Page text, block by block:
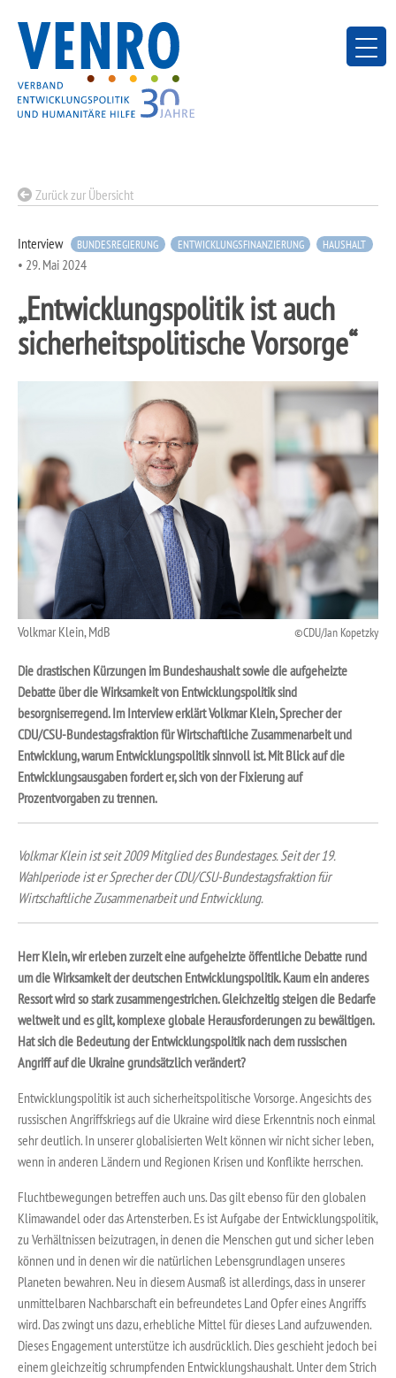
content
Zurück zur Übersicht
BUNDESREGIERUNG ENTWICKLUNGSFINANZIERUNG HAUSHALT
Interview
• 29. Mai 2024
„Entwicklungspolitik ist auch
sicherheitspolitische Vorsorge“
Volkmar Klein, MdB CDU/Jan Kopetzky
Die drastischen Kürzungen im Bundeshaushalt sowie die aufgeheizte
Debatte über die Wirksamkeit von Entwicklungspolitik sind
besorgniserregend. Im Interview erklärt Volkmar Klein, Sprecher der
CDU/CSU-Bundestagsfraktion für Wirtschaftliche Zusammenarbeit und
Entwicklung, warum Entwicklungspolitik sinnvoll ist. Mit Blick auf die
Entwicklungsausgaben fordert er, sich von der Fixierung auf
Prozentvorgaben zu trennen.
Volkmar Klein ist seit 2009 Mitglied des Bundestages. Seit der 19.
Wahlperiode ist er Sprecher der CDU/CSU-Bundestagsfraktion für
Wirtschaftliche Zusammenarbeit und Entwicklung.
Herr Klein, wir erleben zurzeit eine aufgeheizte öffentliche Debatte rund
um die Wirksamkeit der deutschen Entwicklungspolitik. Kaum ein anderes
Ressort wird so stark zusammengestrichen. Gleichzeitig steigen die Bedarfe
weltweit und es gilt, komplexe globale Herausforderungen zu bewältigen.
Hat sich die Bedeutung der Entwicklungspolitik nach dem russischen
Angriff auf die Ukraine grundsätzlich verändert?
Entwicklungspolitik ist auch sicherheitspolitische Vorsorge. Angesichts des
russischen Angriffskriegs auf die Ukraine wird diese Erkenntnis noch einmal
sehr deutlich. In unserer globalisierten Welt können wir nicht sicher leben,
wenn in anderen Ländern und Regionen Krisen und Konflikte herrschen.
Fluchtbewegungen betreffen auch uns. Das gilt ebenso für den globalen
Klimawandel oder das Artensterben. Es ist Aufgabe der Entwicklungspolitik,
zu Verhältnissen beizutragen, in denen die Menschen gut und sicher leben
können und in denen wir die natürlichen Lebensgrundlagen unseres
Planeten bewahren. Neu in diesem Ausmaß ist allerdings, dass in unserer
unmittelbaren Nachbarschaft ein befreundetes Land Opfer eines Angriffs
wird. Das zwingt uns dazu, erhebliche Mittel für dieses Land aufzuwenden.
Dieses Engagement unterstütze ich ausdrücklich. Dies geschieht jedoch bei
einem gleichzeitig schrumpfenden Entwicklungshaushalt. Unter dem Strich